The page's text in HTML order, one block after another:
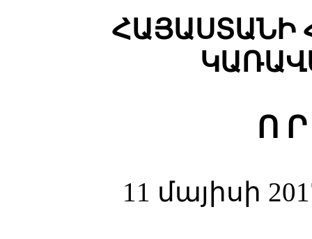
ՀԱՅԱՍՏԱՆԻ
Ո
11 մայիսի